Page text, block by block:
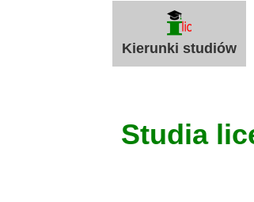
Kierunki studiów
Studia